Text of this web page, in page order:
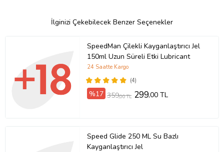
İlginizi Çekebilecek Benzer Seçenekler
SpeedMan Çilekli Kayganlaştırıcı Jel
150ml Uzun Süreli Etki Lubricant
(4)
24 Saatte Kargo
%17 359,00 TL 299,00 TL
Speed Glide 250 ML Su Bazlı
Kayganlaştırıcı Jel